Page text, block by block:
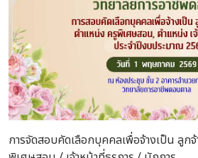
การจัดสอบคัดเลือกบุคคลเพื่อจ้างเป็น ลูก